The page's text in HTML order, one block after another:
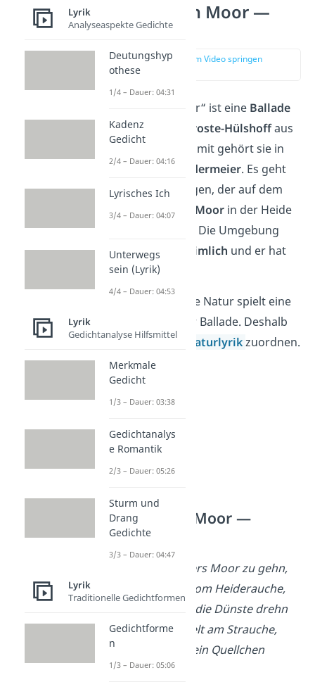
Der Knabe im Moor —
Übersicht
zur Stelle im Video springen
„Der Knabe im Moor“ ist eine Ballade
vonAnnette von Droste-Hülshoffaus
— damit gehört sie in
die Epoche desBiedermeier. Es geht
darin um einen Jungen, der auf dem
Nachhauseweg ein Moor in der Heide
durchqueren muss. Die Umgebung
erscheint ihm
unheimlich und er hat
große Angst.
Die Natur spielt eine
zentrale Rolle in der Ballade. Deshalb
kannst du sie der
Naturlyrikzuordnen.
Der Knabe im Moor —
Ballade Text
O schaurig ist’s übers Moor zu gehn,
Wenn es wimmelt vom Heiderauche,
Sich wie Phantome die Dünste drehn
Und die Ranke häkelt am Strauche,
Unter jedem Tritte ein Quellchen
springt,
Lyrik
Analyseaspekte Gedichte
Deutungshyp
othese
1/4 – Dauer: 04:31
Kadenz
Gedicht
2/4 – Dauer: 04:16
Lyrisches Ich
3/4 – Dauer: 04:07
Unterwegs
sein (Lyrik)
4/4 – Dauer: 04:53
Lyrik
Gedichtanalyse Hilfsmittel
Merkmale
Gedicht
1/3 – Dauer: 03:38
Gedichtanalys
e Romantik
2/3 – Dauer: 05:26
Sturm und
Drang
Gedichte
3/3 – Dauer: 04:47
Lyrik
Traditionelle Gedichtformen
Gedichtforme
n
1/3 – Dauer: 05:06